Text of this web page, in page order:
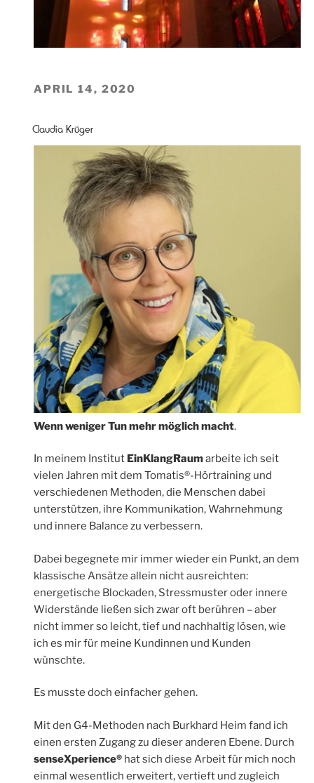
VERÖFFENTLICHT
APRIL 14, 2020
Claudia Krüger
Wenn weniger Tun mehr möglich macht.
In meinem Institut EinKlangRaumarbeite ich seit
vielen Jahren mit dem Tomatis®-Hörtraining und
verschiedenen Methoden, die Menschen dabei
unterstützen, ihre Kommunikation, Wahrnehmung
und innere Balance zu verbessern.
Dabei begegnete mir immer wieder ein Punkt, an dem
klassische Ansätze allein nicht ausreichten:
energetische Blockaden, Stressmuster oder innere
Widerstände ließen sich zwar oft berühren – aber
nicht immer so leicht, tief und nachhaltig lösen, wie
ich es mir für meine Kundinnen und Kunden
wünschte.
Es musste doch einfacher gehen.
Mit den G4-Methoden nach Burkhard Heim fand ich
einen ersten Zugang zu dieser anderen Ebene. Durch
senseXperience®hat sich diese Arbeit für mich noch
einmal wesentlich erweitert, vertieft und zugleich